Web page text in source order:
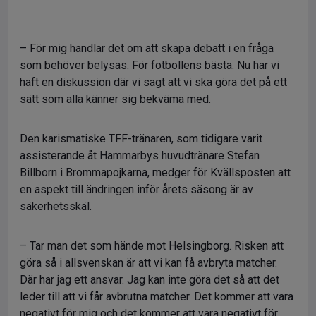
– För mig handlar det om att skapa debatt i en fråga
som behöver belysas. För fotbollens bästa. Nu har vi
haft en diskussion där vi sagt att vi ska göra det på ett
sätt som alla känner sig bekväma med.
Den karismatiske TFF-tränaren, som tidigare varit
assisterande åt Hammarbys huvudtränare Stefan
Billborn i Brommapojkarna, medger för Kvällsposten att
en aspekt till ändringen inför årets säsong är av
säkerhetsskäl.
– Tar man det som hände mot Helsingborg. Risken att
göra så i allsvenskan är att vi kan få avbryta matcher.
Där har jag ett ansvar. Jag kan inte göra det så att det
leder till att vi får avbrutna matcher. Det kommer att vara